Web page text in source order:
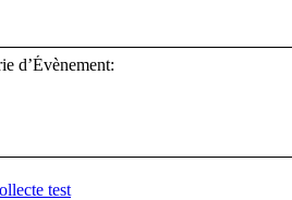
d’Évènement:
test